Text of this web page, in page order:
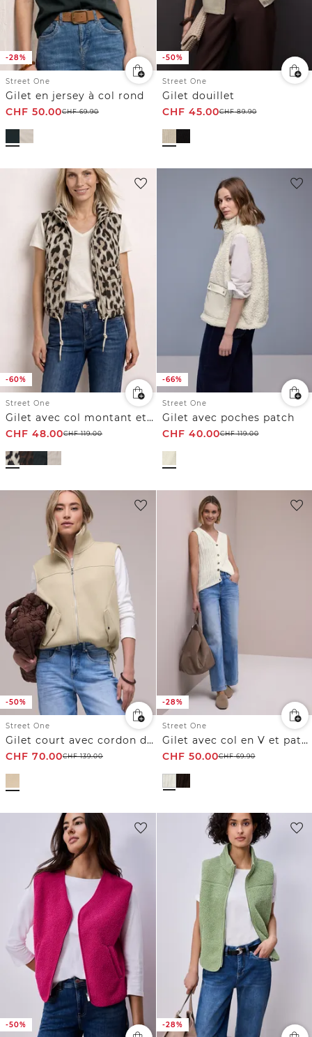
-28%
Street One
Gilet en jersey à col rond
CHF 50.00CHF69.90
-50%
Street One
Gilet douillet
CHF 45.00CHF89.90
-60%
Street One
Gilet avec col montant et motif léopard
CHF 48.00CHF119.00
-66%
Street One
Gilet avec poches patch
CHF 40.00CHF119.00
-50%
Street One
Gilet court avec cordon de serrage
CHF 70.00CHF139.00
-28%
Street One
Gilet avec col en V et patte de boutonnage
CHF 50.00CHF69.90
-50% -28%